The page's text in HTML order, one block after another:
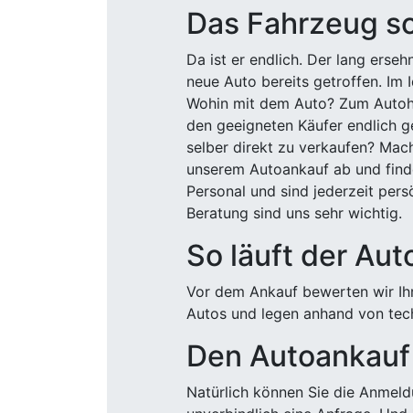
Das Fahrzeug
Da ist er endlich. Der lang
neue Auto bereits getroffen. Im
Wohin mit dem Auto? Zum
den geeigneten Käufer endlich
selber direkt zu verkaufen?
unserem Autoankauf ab und
Personal und sind jederzeit
Beratung sind uns sehr wichtig.
So läuft der
Vor dem Ankauf bewerten wir
Autos und legen anhand von
Den
Natürlich können Sie die